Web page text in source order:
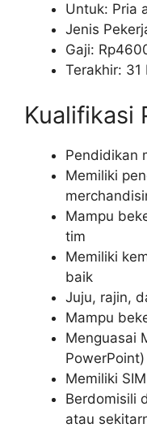
Untuk: Pria
Jenis
Gaji: Rp
Terakhir: 31
Kualifikasi
Pendidikan
Memiliki
Mampu
tim
Memiliki
baik
Juju, rajin,
Mampu
Menguasai
PowerPoint)
Memiliki
Berdomisili
atau